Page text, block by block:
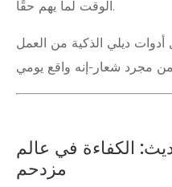
الوقت لما يهم حقًا.
ديلي الذكية من العمل
الكفاءة في عالم
مزدحم